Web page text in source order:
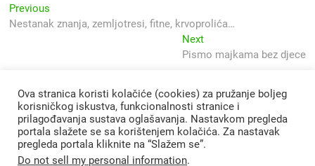
Navigacija
objava
Previous
post:
Nestanak znanja, zemljotresi, fitne, krvoprolića…
NextNext
post:
Pismo majkama bez djece
Ova stranica koristi kolačiće (cookies) za pružanje boljeg
korisničkog iskustva, funkcionalnosti stranice i
prilagođavanja sustava oglašavanja. Nastavkom pregleda
portala slažete se sa korištenjem kolačića. Za nastavak
pregleda portala kliknite na “Slažem se”.
Do not sell my personal information.